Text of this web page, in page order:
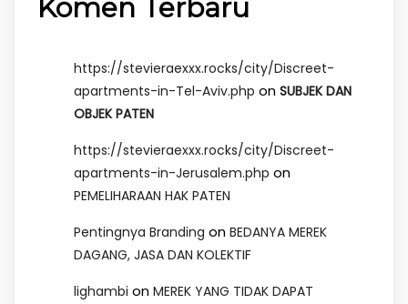
Komen Terbaru
https://stevieraexxx.rocks/city/Discreet-
apartments-in-Tel-Aviv.php on SUBJEK DAN
OBJEK PATEN
https://stevieraexxx.rocks/city/Discreet-
apartments-in-Jerusalem.php on
PEMELIHARAAN HAK PATEN
Pentingnya Branding on BEDANYA MEREK
DAGANG, JASA DAN KOLEKTIF
lighambi on MEREK YANG TIDAK DAPAT